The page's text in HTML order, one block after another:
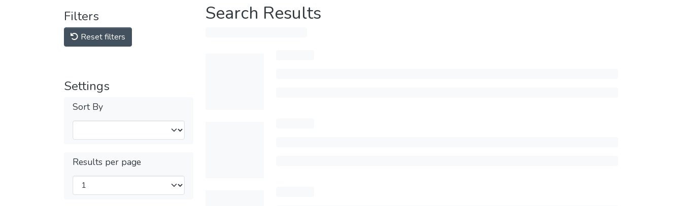
Filters
Reset filters
Settings
Sort By
Results per page
Search Results